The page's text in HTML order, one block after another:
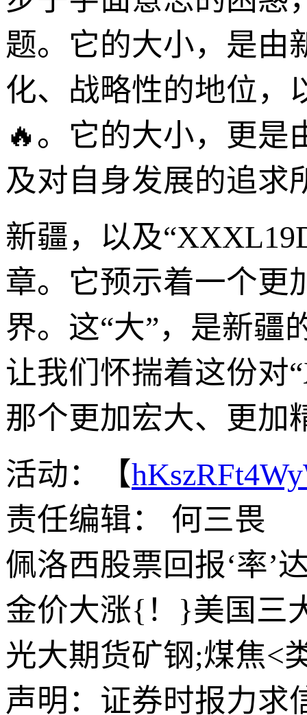
题。它的大小，是由
化、战略性的地位，
🔥。它的大小，更是
及对自身发展的追求
新疆，以及
章。它预示着一个更
界。这“大”，是新疆
让我们怀揣着这份对
那个更加宏大、更加
活动：【
责任编辑： 何三畏
佩洛西股票回报‘率’
金价大涨{！}美国三
光大期货矿钢;煤焦<
声明：证券时报力求